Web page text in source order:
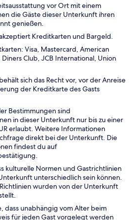
vor Ort mit einem
die Gäste dieser Unterkunft ihren
genießen.
Kreditkarten und Bargeld.
Visa, Mastercard, American
Diners Club, JCB International, Union
sich das Recht vor, vor der Anreise
der Kreditkarte des Gasts
Bestimmungen sind
in dieser Unterkunft nur bis zu einer
erlaubt. Weitere Informationen
direkt bei der Unterkunft. Die
findest du auf
kulturelle Normen und Gastrichtlinien
unterschiedlich sein können.
wurden von der Unterkunft
dass unabhängig vom Alter beim
für jeden Gast vorgelegt werden